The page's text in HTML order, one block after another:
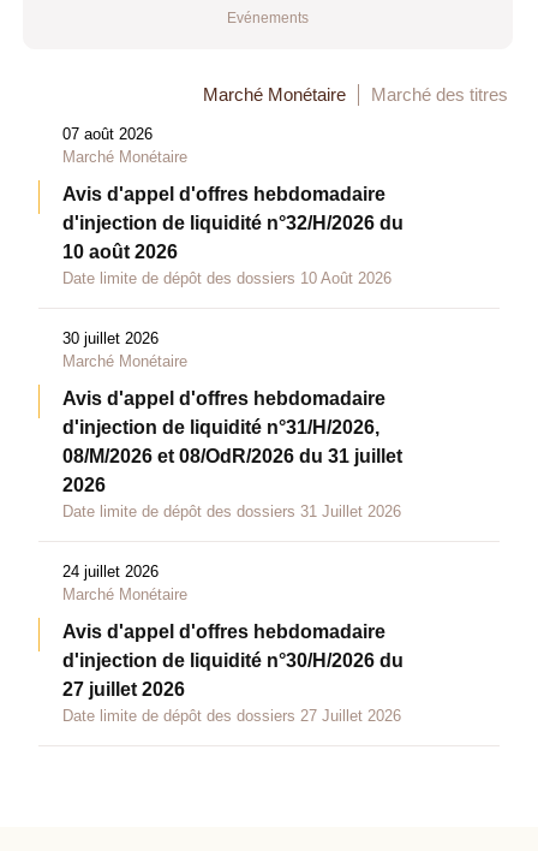
Evénements
Marché Monétaire Marché des titres
07 août 2026
Marché Monétaire
Avis d'appel d'offres hebdomadaire
d'injection de liquidité n°32/H/2026 du
10 août 2026
Date limite de dépôt des dossiers 10 Août 2026
30 juillet 2026
Marché Monétaire
Avis d'appel d'offres hebdomadaire
d'injection de liquidité n°31/H/2026,
08/M/2026 et 08/OdR/2026 du 31 juillet
2026
Date limite de dépôt des dossiers 31 Juillet 2026
24 juillet 2026
Marché Monétaire
Avis d'appel d'offres hebdomadaire
d'injection de liquidité n°30/H/2026 du
27 juillet 2026
Date limite de dépôt des dossiers 27 Juillet 2026